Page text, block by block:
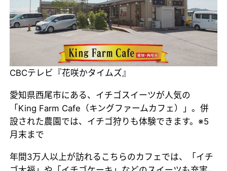
CBCテレビ『花咲かタイムズ』
愛知県西尾市にある、イチゴスイーツが人気の
「King Farm Cafe（キングファームカフェ）」。併
設された農園では、イチゴ狩りも体験できます。※5
月末まで
年間3万人以上が訪れるこちらのカフェでは、「イチ